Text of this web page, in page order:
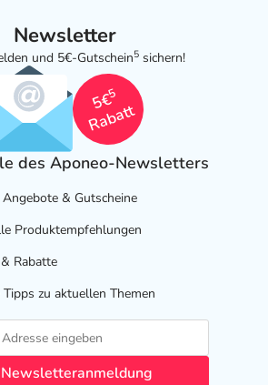
Newsletter
und 5€-Gutschein5 sichern!
5€
5
Rabatt
des Aponeo-Newsletters
Angebote & Gutscheine
Produktempfehlungen
Rabatte
zu aktuellen Themen